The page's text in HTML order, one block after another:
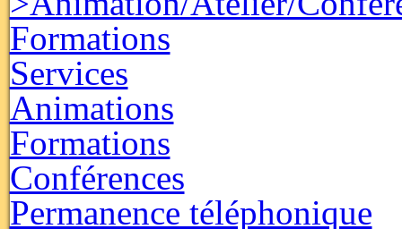
Formations
Services
Animations
Formations
Conférences
Permanence téléphonique